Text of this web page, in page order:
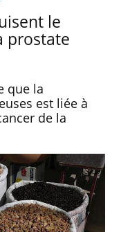
le
prostate
que la
est liée à
de la